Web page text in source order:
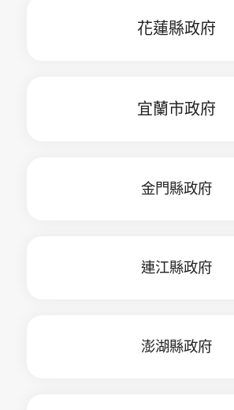
花蓮縣政府
宜蘭市政府
金門縣政府
連江縣政府
澎湖縣政府